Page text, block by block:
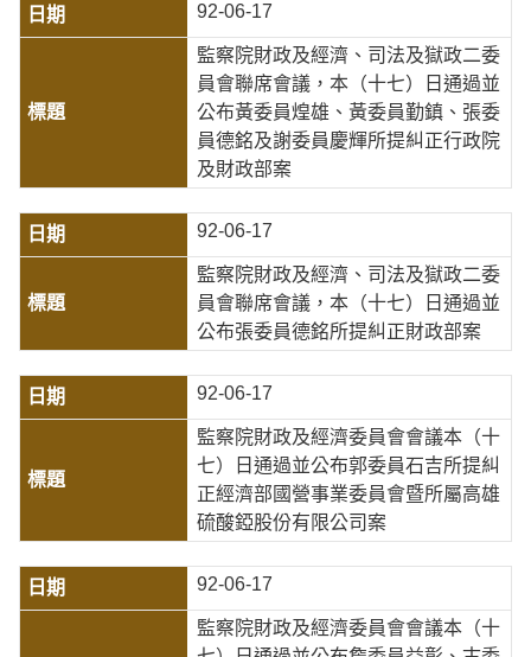
92-06-17
監察院財政及經濟、司法及獄政二委
員會聯席會議，本（十七）日通過並
公布黃委員煌雄、黃委員勤鎮、張委
員德銘及謝委員慶輝所提糾正行政院
及財政部案
92-06-17
監察院財政及經濟、司法及獄政二委
員會聯席會議，本（十七）日通過並
公布張委員德銘所提糾正財政部案
92-06-17
監察院財政及經濟委員會會議本（十
七）日通過並公布郭委員石吉所提糾
正經濟部國營事業委員會暨所屬高雄
硫酸錏股份有限公司案
92-06-17
監察院財政及經濟委員會會議本（十